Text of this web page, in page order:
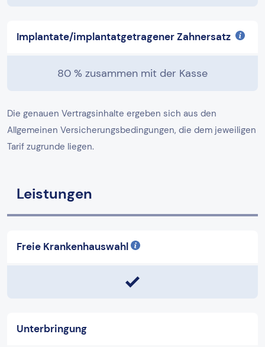
Implantate/implantatgetragener Zahnersatz
80 % zusammen mit der Kasse
Die genauen Vertragsinhalte ergeben sich aus den
Allgemeinen Versicherungsbedingungen, die dem jeweiligen
Tarif zugrunde liegen.
Leistungen
Freie Krankenhauswahl
Unterbringung